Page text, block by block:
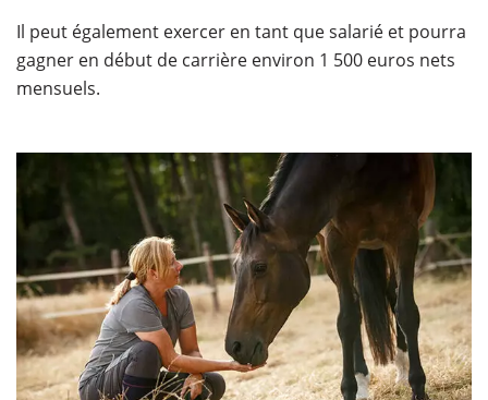
Il peut également exercer en tant que salarié et pourra
gagner en début de carrière environ 1 500 euros nets
mensuels.